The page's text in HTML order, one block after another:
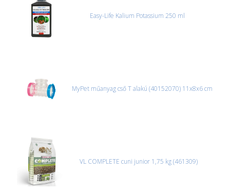
Easy-Life Kalium Potassium 250 ml
MyPet műanyag cső T alakú (40152070) 11x8x6 cm
VL COMPLETE cuni junior 1,75 kg (461309)